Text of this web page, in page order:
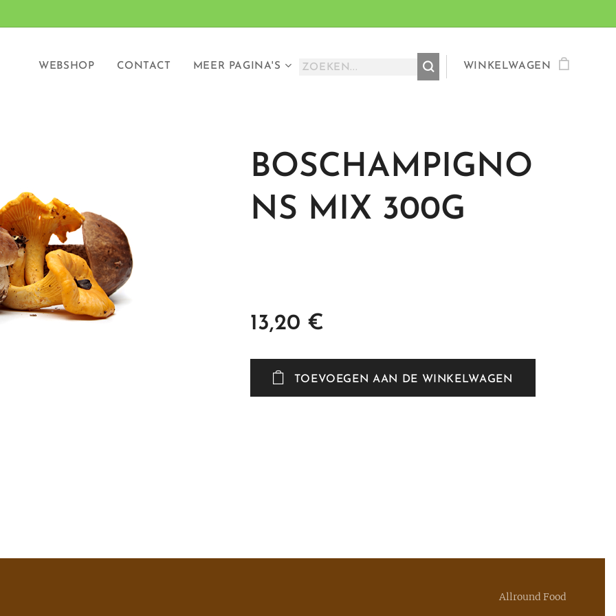
WEBSHOP CONTACT MEER PAGINA'S WINKELWAGEN
BOSCHAMPIGNO
NS MIX 300G
13,20 €
TOEVOEGEN AAN DE WINKELWAGEN
Allround Food